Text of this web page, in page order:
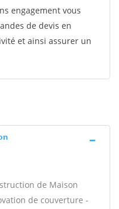
engagement vous
de devis en
et ainsi assurer un
de Maison
de couverture -